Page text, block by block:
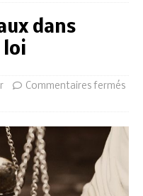
dans
loi
Commentaires fermés